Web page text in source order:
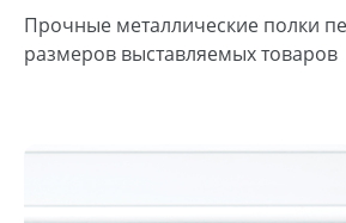
Прочные металлические полки
размеров выставляемых товаров